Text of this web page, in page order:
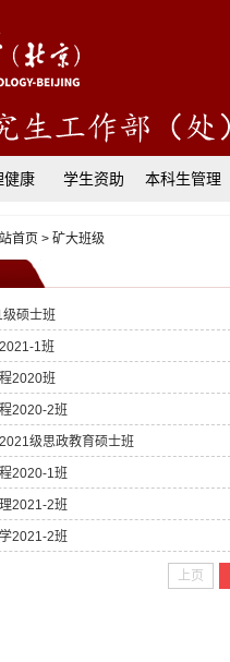
健康 学生资助 本科生管理
首页 > 矿大班级
硕士班
1班
2020班
2020-2班
级思政教育硕士班
2020-1班
2021-2班
2021-2班
上页